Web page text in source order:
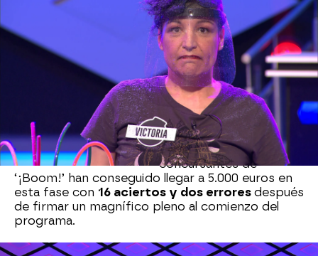
programas y
con 1.546.400
euros, M. A.,
Óscar, Manolo
y Victoria han
tenido que
decir adiós
‘Los rudos’, por su
parte, llegaban con
2.000 euros a la bomba
clasificatoria mientras
que ‘Los dispersos’
contaban con la ventaja
táctica, pero solo
atesoraban 1.2000 euros
en el marcador.
Los nuevos
concursantes de
‘¡Boom!’ han conseguido llegar a 5.000 euros en
esta fase con 16 aciertos y dos errores después
de firmar un magnífico pleno al comienzo del
programa.